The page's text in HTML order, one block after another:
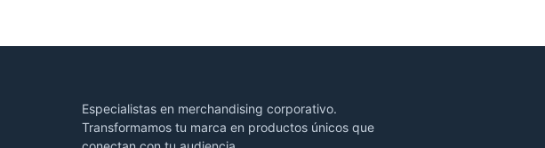
Especialistas en merchandising corporativo.
Transformamos tu marca en productos únicos que